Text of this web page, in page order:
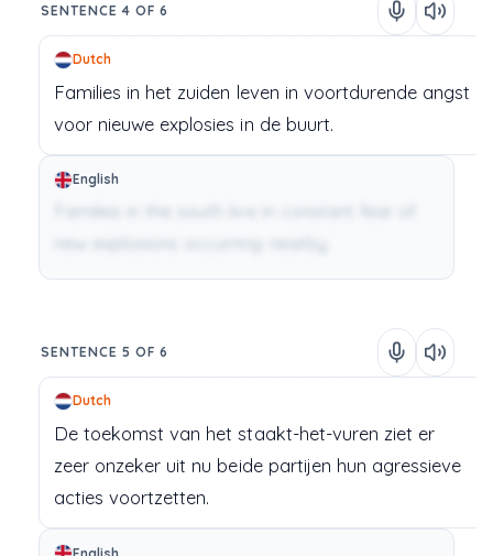
SENTENCE 4 OF 6
Dutch
Families in het zuiden leven in voortdurende angst
voor nieuwe explosies in de buurt.
English
SENTENCE 5 OF 6
Dutch
De toekomst van het staakt-het-vuren ziet er
zeer onzeker uit nu beide partijen hun agressieve
acties voortzetten.